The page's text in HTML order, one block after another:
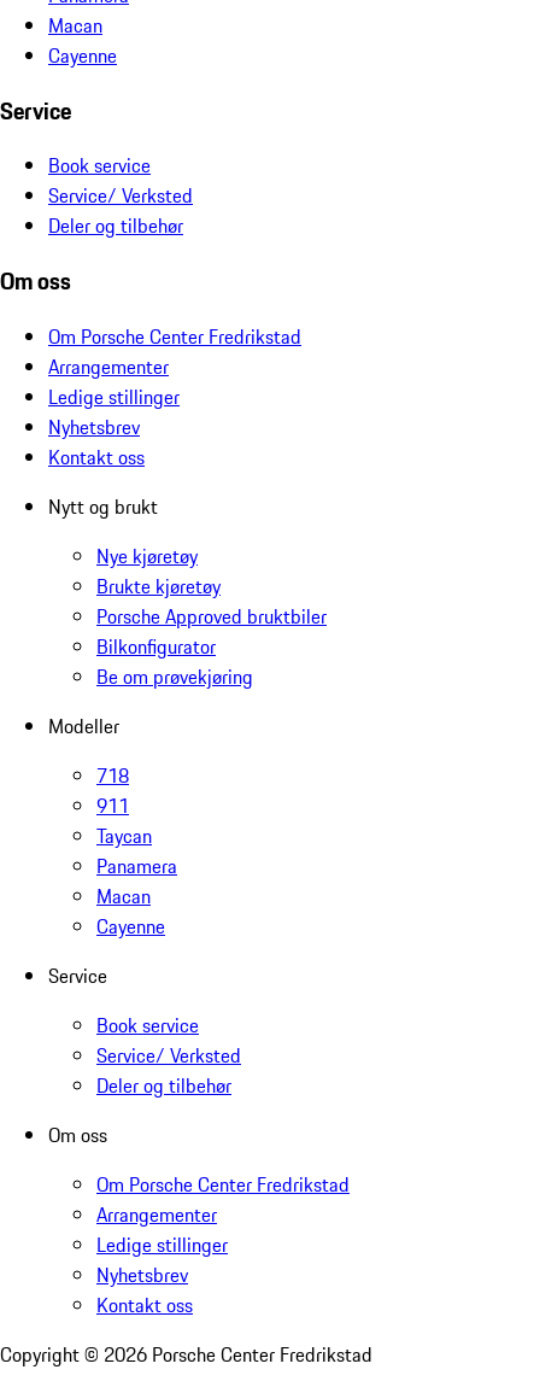
Macan
Cayenne
Service
Book service
Service/ Verksted
Deler og tilbehør
Om oss
Om Porsche Center Fredrikstad
Arrangementer
Ledige stillinger
Nyhetsbrev
Kontakt oss
Nytt og brukt
Nye kjøretøy
Brukte kjøretøy
Porsche Approved bruktbiler
Bilkonfigurator
Be om prøvekjøring
Modeller
718
911
Taycan
Panamera
Macan
Cayenne
Service
Book service
Service/ Verksted
Deler og tilbehør
Om oss
Om Porsche Center Fredrikstad
Arrangementer
Ledige stillinger
Nyhetsbrev
Kontakt oss
Copyright © 2026 Porsche Center Fredrikstad